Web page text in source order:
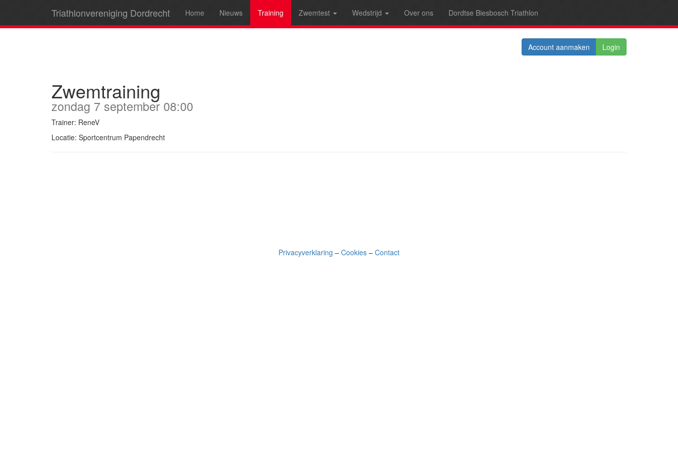
Triathlonvereniging Dordrecht Home Nieuws Training Zwemtest Wedstrijd Over ons Dordtse Biesbosch Triathlon
Account aanmaken Login
Zwemtraining
zondag 7 september 08:00
Trainer: ReneV
Locatie: Sportcentrum Papendrecht
Privacyverklaring – Cookies – Contact